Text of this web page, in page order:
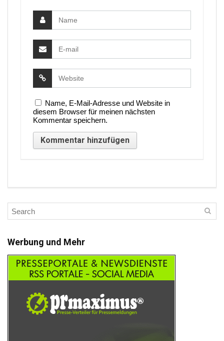
Name, E-Mail-Adresse und Website in
diesem Browser für meinen nächsten
Kommentar speichern.
Werbung und Mehr